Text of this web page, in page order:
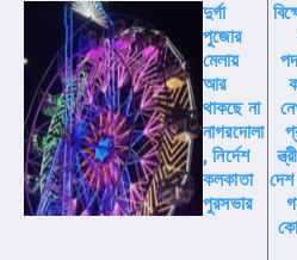
দুর্গা
পুজোর
মেলায়
আর
থাকছে না
নাগরদোলা
, নির্দেশ
কলকাতা
পুরসভার